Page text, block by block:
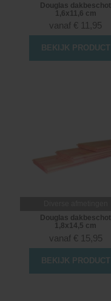
Douglas dakbeschot
1,6x11,6 cm
vanaf € 11,95
BEKIJK PRODUCT
Douglas dakbeschot
1,8x14,5 cm
vanaf € 15,95
BEKIJK PRODUCT